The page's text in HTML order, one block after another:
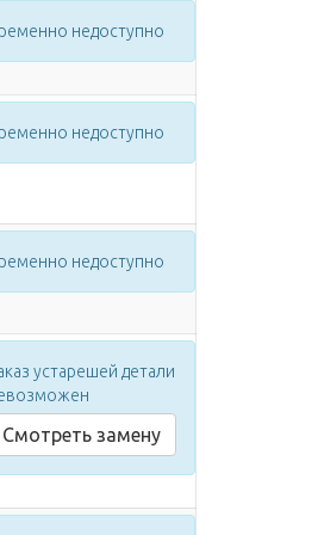
недоступно
недоступно
недоступно
устарешей детали
Смотреть замену